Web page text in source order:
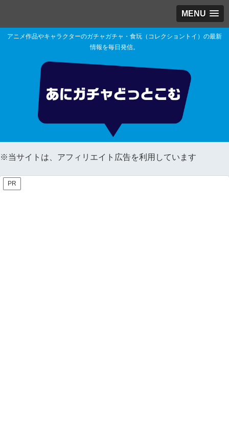
MENU
アニメ作品やキャラクターのガチャガチャ・食玩（コレクショントイ）の最新
情報を毎日発信。
※当サイトは、アフィリエイト広告を利用しています
PR